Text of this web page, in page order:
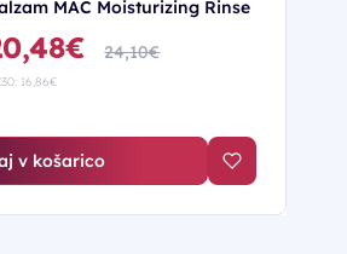
MAC Moisturizing Rinse
24,10€
16,86€
v košarico